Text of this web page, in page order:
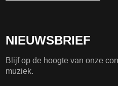
NIEUWSBRIEF
Blijf op de hoogte van onze
muziek.